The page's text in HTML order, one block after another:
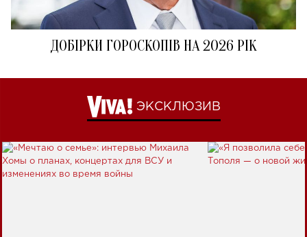
ДОБІРКИ ГОРОСКОПІВ НА 2026 РІК
ЭКСКЛЮЗИВ